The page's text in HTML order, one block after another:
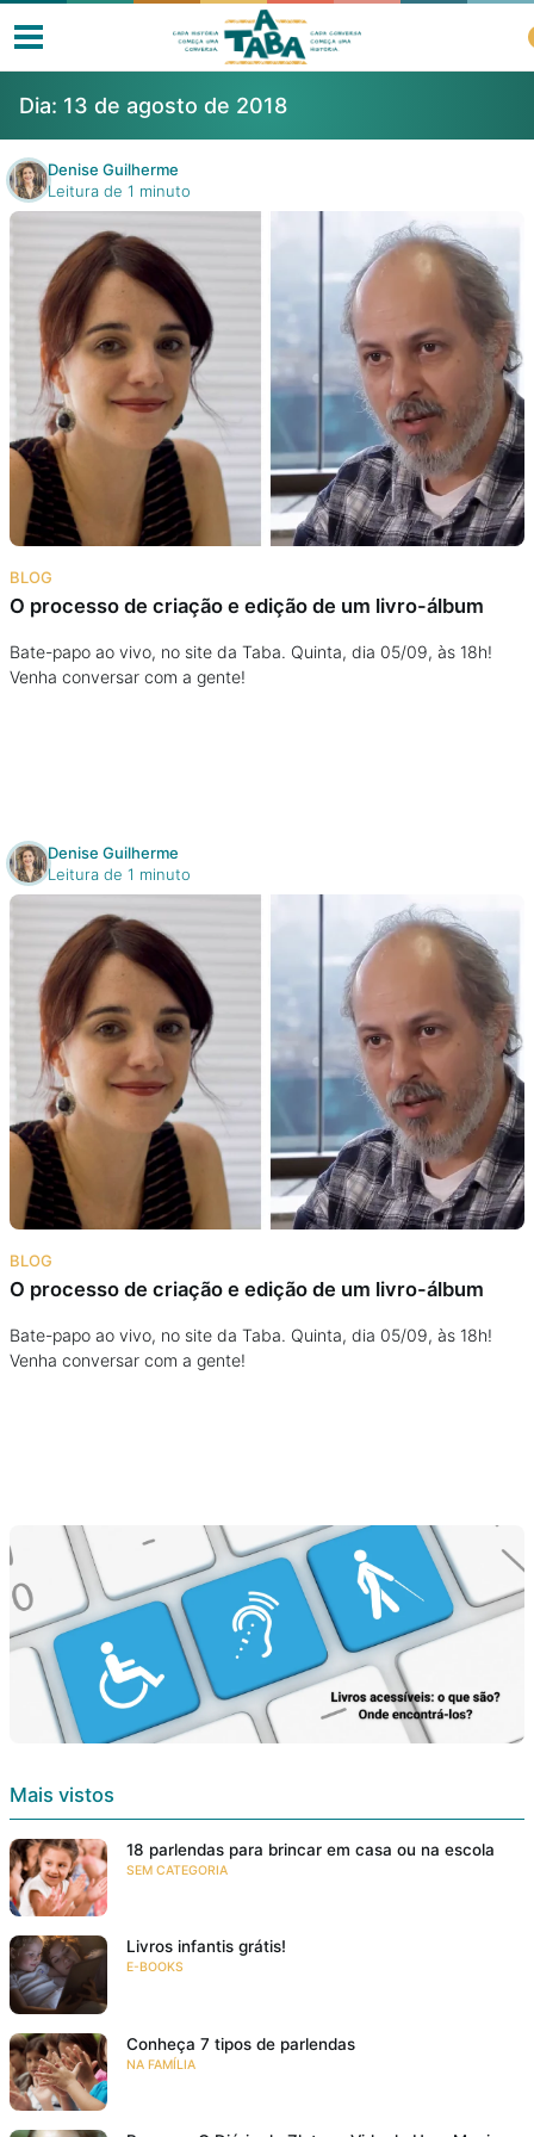
Livros
Resenhas
Clube de Leitores
Listas
Como ler?
Na escola
Na família
Colunas
Cursos On line
E-Books
Eventos
Podcast
Assine
Taba na Escola
Dia: 13 de agosto de 2018
Denise Guilherme
Leitura de 1 minuto
BLOG
O processo de criação e edição de um livro-álbum
Bate-papo ao vivo, no site da Taba. Quinta, dia 05/09, às 18h!
Venha conversar com a gente!
Denise Guilherme
Leitura de 1 minuto
BLOG
O processo de criação e edição de um livro-álbum
Bate-papo ao vivo, no site da Taba. Quinta, dia 05/09, às 18h!
Venha conversar com a gente!
Mais vistos
18 parlendas para brincar em casa ou na escola
SEM CATEGORIA
Livros infantis grátis!
E-BOOKS
Conheça 7 tipos de parlendas
NA FAMÍLIA